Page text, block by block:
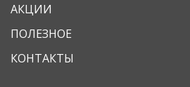
АКЦИИ
ПОЛЕЗНОЕ
КОНТАКТЫ